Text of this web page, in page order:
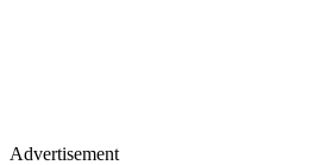
Advertisement